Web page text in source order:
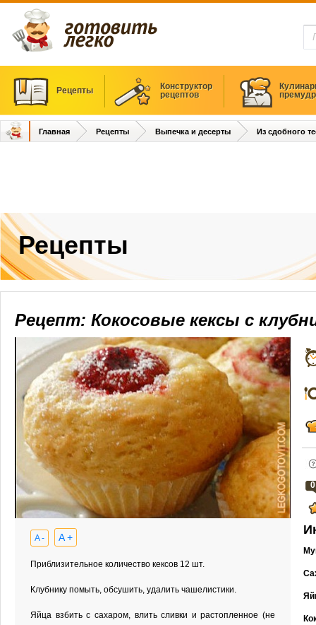
Рецепты
Конструктор
рецептов
Главная Рецепты Выпечка и десерты Из сдобного
Рецепты
Рецепт: Кокосовые кексы с
A - A +
Приблизительное количество кексов 12 шт.
Клубнику помыть, обсушить, удалить чашелистики.
Яйца взбить с сахаром, влить сливки и растопленное (не
0